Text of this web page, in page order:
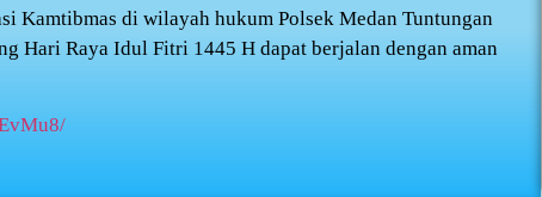
Kamtibmas di wilayah hukum Polsek Medan Tuntungan
Hari Raya Idul Fitri 1445 H dapat berjalan dengan aman